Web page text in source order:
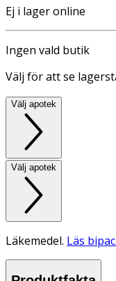
Ej i lager online
Ingen vald butik
Välj för att se
Välj apotek
Välj apotek
Läkemedel. Läs